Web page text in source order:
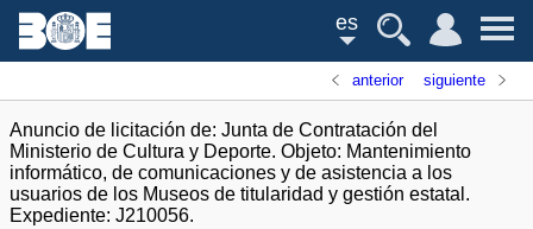
es
anterior siguiente
Anuncio de licitación de: Junta de Contratación del
Ministerio de Cultura y Deporte. Objeto: Mantenimiento
informático, de comunicaciones y de asistencia a los
usuarios de los Museos de titularidad y gestión estatal.
Expediente: J210056.